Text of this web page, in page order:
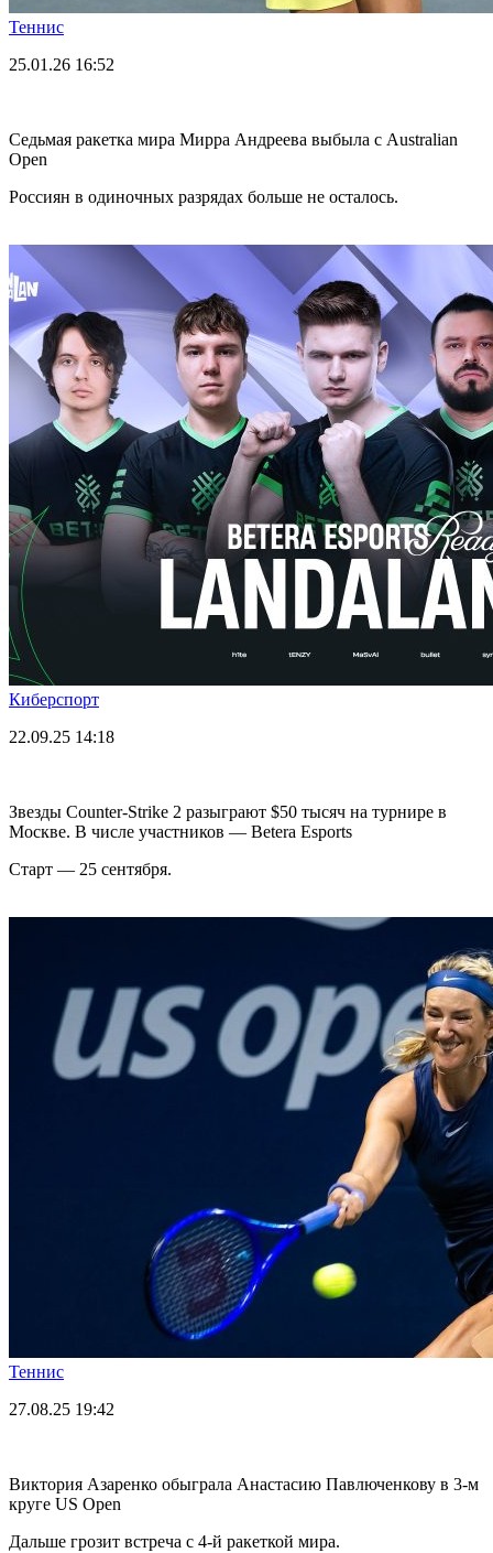
Теннис
25.01.26 16:52
Седьмая ракетка мира Мирра Андреева выбыла с Australian
Open
Россиян в одиночных разрядах больше не осталось.
Киберспорт
22.09.25 14:18
Звезды Counter-Strike 2 разыграют $50 тысяч на турнире в
Москве. В числе участников — Betera Esports
Старт — 25 сентября.
Теннис
27.08.25 19:42
Виктория Азаренко обыграла Анастасию Павлюченкову в 3-м
круге US Open
Дальше грозит встреча с 4-й ракеткой мира.